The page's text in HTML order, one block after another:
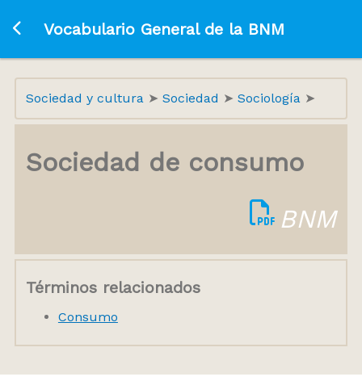
Ir a la página principal
Vocabulario General de la BNM
Sociedad y cultura Sociedad Sociología
Sociedad de consumo
BNM
Términos relacionados
Consumo